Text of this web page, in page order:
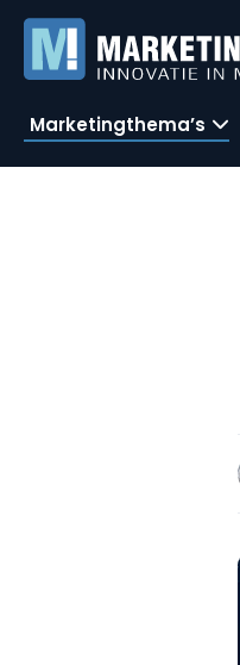
Marketingthema’s